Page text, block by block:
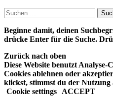
Suchen
nach:
Beginne damit, deinen
drücke Enter für die Suche.
Zurück nach oben
Diese Website benutzt Analyse-
Cookies ablehnen oder
klickst, stimmst du der Nutzung
Cookie settings
ACCEPT